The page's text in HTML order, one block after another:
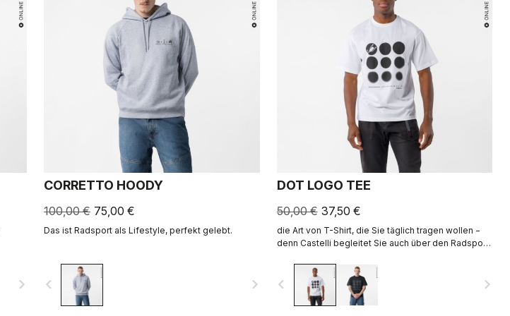
navigate_next
CORRETTO HOODY
100,00 € 75,00 €
Das ist Radsport als Lifestyle, perfekt gelebt.
navigate_before navigate_next
DOT LOGO TEE
50,00 € 37,50 €
die Art von T-Shirt, die Sie täglich tragen wollen −
denn Castelli begleitet Sie auch über den Radsport
navigate_before navigate_next